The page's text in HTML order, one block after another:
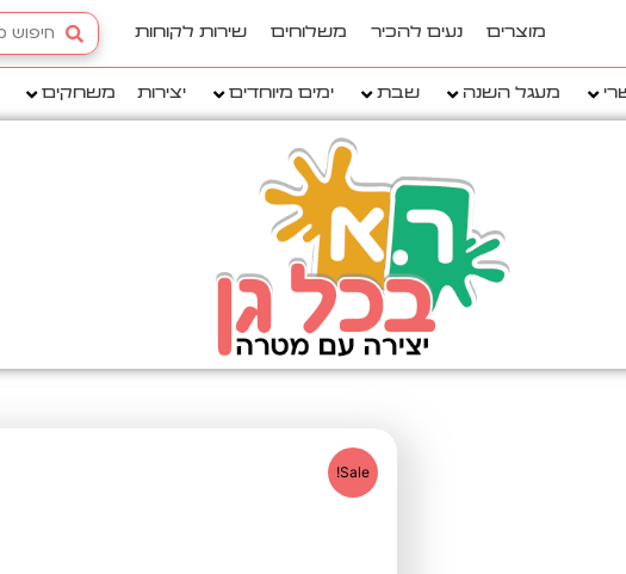
מוצרים נעים להכיר משלוחים שירות לקוחות
Search
...
מעגל השנה שבת ימים מיוחדים יצירות משחקים
Sale!